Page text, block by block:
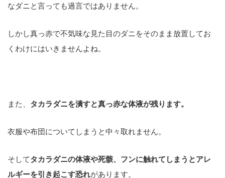
なダニと言っても過言ではありません。
しかし真っ赤で不気味な見た目のダニをそのまま放置してお
くわけにはいきませんよね。
また、 タカラダニを潰すと真っ赤な体液が残ります。
衣服や布団についてしまうと中々取れません。
そしてタカラダニの体液や死骸、フンに触れてしまうとアレ
ルギーを引き起こす恐れがあります。